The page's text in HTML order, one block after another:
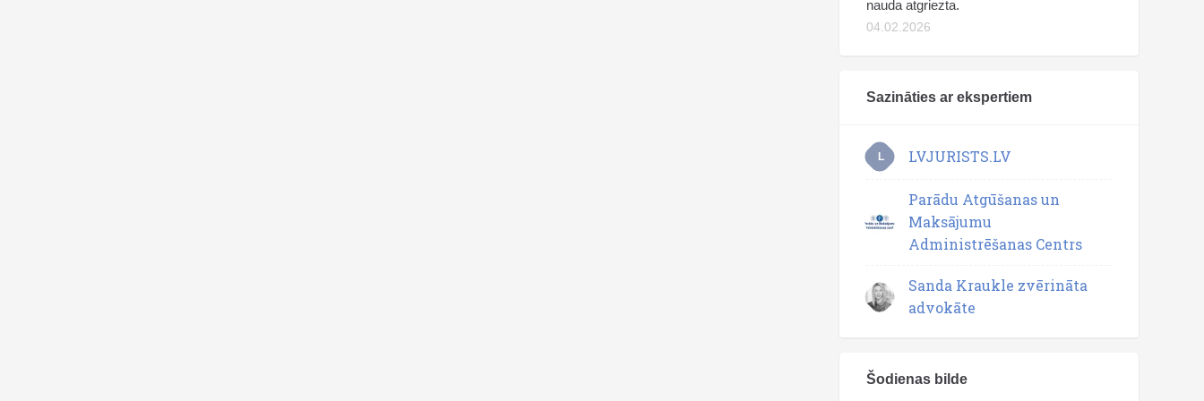
nauda atgriezta.
04.02.2026
Sazināties ar ekspertiem
L LVJURISTS.LV
Parādu Atgūšanas un
Maksājumu
Administrēšanas Centrs
Sanda Kraukle zvērināta
advokāte
Šodienas bilde